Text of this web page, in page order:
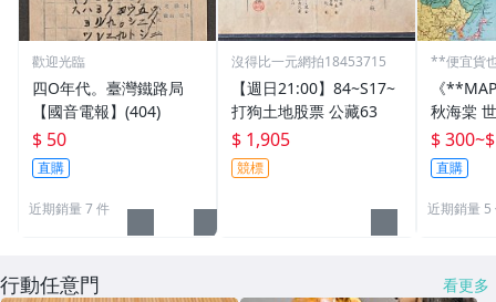
歡迎光臨
四O年代。臺灣鐵路局
【國音電報】(404)
$ 50
直購
近期銷量 7 件
沒得比一元網拍18453715
【週日21:00】84~S17~
打狗土地股票 公藏63
$ 1,905
競標
**便宜貨
《
秋海棠
國國旗)
$ 300~
直購
近期銷量 5
行動任意門 看更多